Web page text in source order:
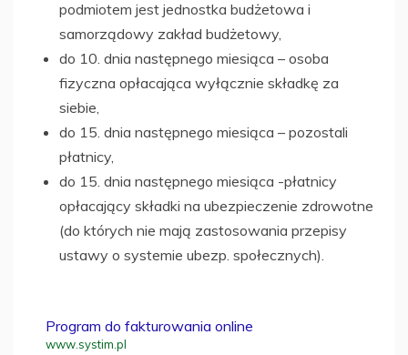
podmiotem jest jednostka budżetowa i
samorządowy zakład budżetowy,
do 10. dnia następnego miesiąca – osoba
fizyczna opłacająca wyłącznie składkę za
siebie,
do 15. dnia następnego miesiąca – pozostali
płatnicy,
do 15. dnia następnego miesiąca -płatnicy
opłacający składki na ubezpieczenie zdrowotne
(do których nie mają zastosowania przepisy
ustawy o systemie ubezp. społecznych).
Program do fakturowania online
www.systim.pl